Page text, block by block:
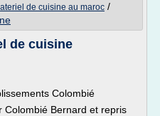
de cuisine au maroc /
de cuisine
Colombié
Colombié Bernard et repris